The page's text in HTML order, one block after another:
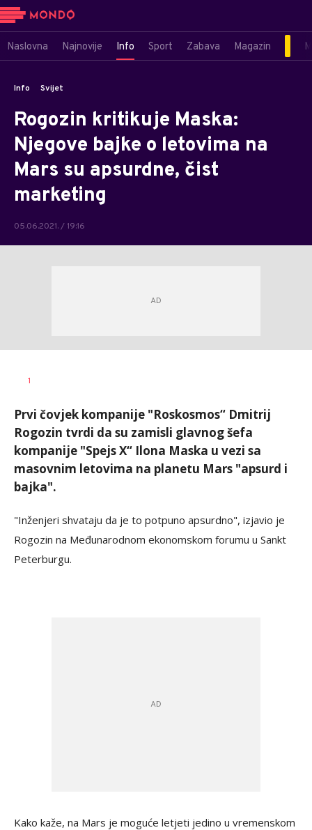
Naslovna Najnovije Info Sport Zabava Magazin
Info Svijet
Rogozin kritikuje Maska:
Njegove bajke o letovima na
Mars su apsurdne, čist
marketing
05.06.2021. / 19:16
AUTOR
1
Prvi čovjek kompanije "Roskosmos“ Dmitrij
Rogozin tvrdi da su zamisli glavnog šefa
kompanije "Spejs X“ Ilona Maska u vezi sa
masovnim letovima na planetu Mars "apsurd i
bajka".
"Inženjeri shvataju da je to potpuno apsurdno", izjavio je
Rogozin na Međunarodnom ekonomskom forumu u Sankt
Peterburgu.
Kako kaže, na Mars je moguće letjeti jedino u vremenskom